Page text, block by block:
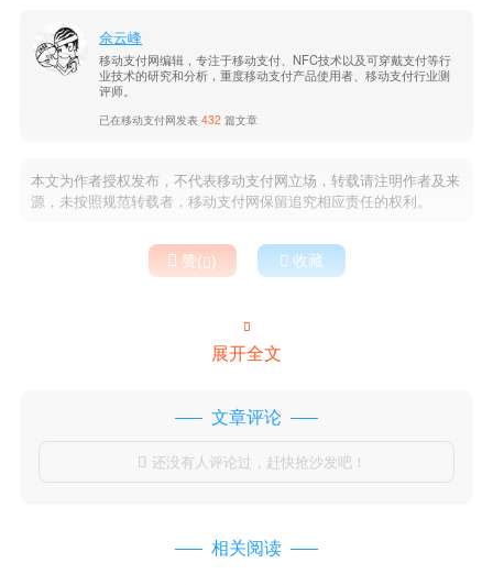
佘云峰
移动支付网编辑，专注于移动支付、NFC技术以及可穿戴支付等行
业技术的研究和分析，重度移动支付产品使用者、移动支付行业测
评师。
已在移动支付网发表432 篇文章
本文为作者授权发布，不代表移动支付网立场，转载请注明作者及来
源，未按照规范转载者，移动支付网保留追究相应责任的权利。
 赞()  收藏

展开全文
文章评论
 还没有人评论过，赶快抢沙发吧！
相关阅读